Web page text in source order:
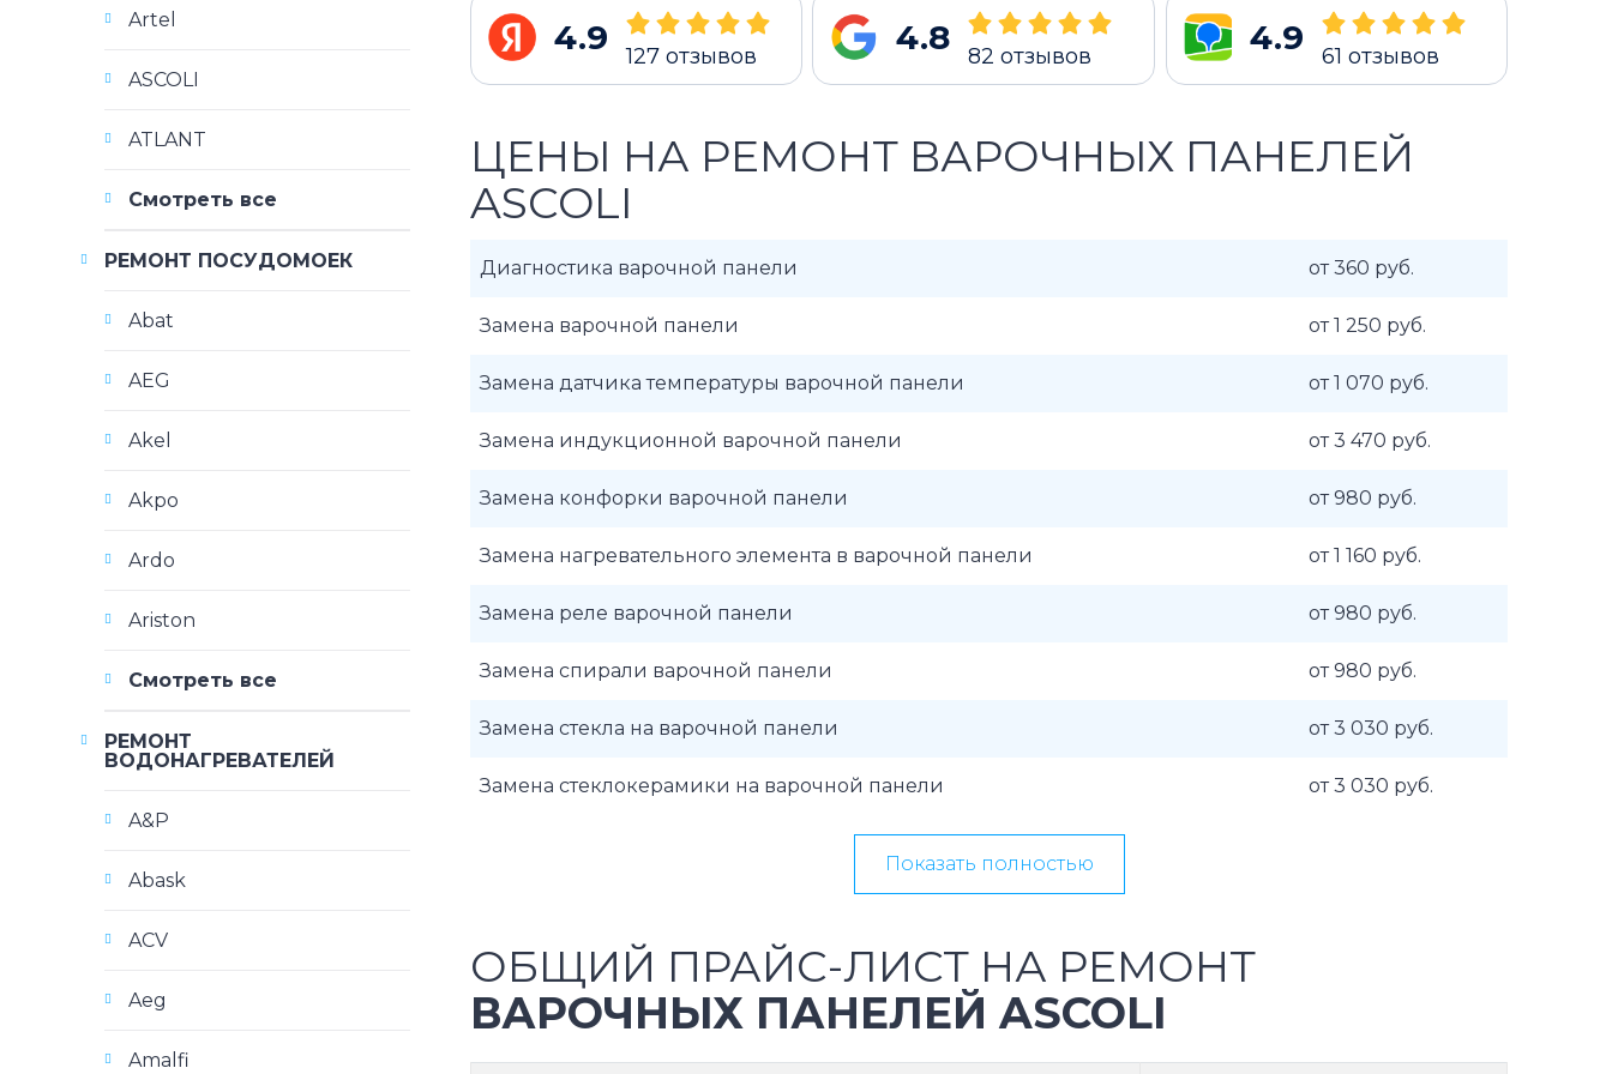
4.9 127 отзывов 4.8 82 отзывов 4.9 61 отзывов
ЦЕНЫ НА РЕМОНТ ВАРОЧНЫХ ПАНЕЛЕЙ
ASCOLI
Диагностика варочной панели от 360 руб.
Замена варочной панели от 1 250 руб.
Замена датчика температуры варочной панели от 1 070 руб.
Замена индукционной варочной панели от 3 470 руб.
Замена конфорки варочной панели от 980 руб.
Замена нагревательного элемента в варочной панели от 1 160 руб.
Замена реле варочной панели от 980 руб.
Замена спирали варочной панели от 980 руб.
Замена стекла на варочной панели от 3 030 руб.
Замена стеклокерамики на варочной панели от 3 030 руб.
Показать полностью
ОБЩИЙ ПРАЙС-ЛИСТ НА РЕМОНТ
ВАРОЧНЫХ ПАНЕЛЕЙ ASCOLI
Artel
ASCOLI
ATLANT
Смотреть все
РЕМОНТ ПОСУДОМОЕК
Abat
AEG
Akel
Akpo
Ardo
Ariston
Смотреть все
РЕМОНТ
ВОДОНАГРЕВАТЕЛЕЙ
A&P
Abask
ACV
Aeg
Amalfi